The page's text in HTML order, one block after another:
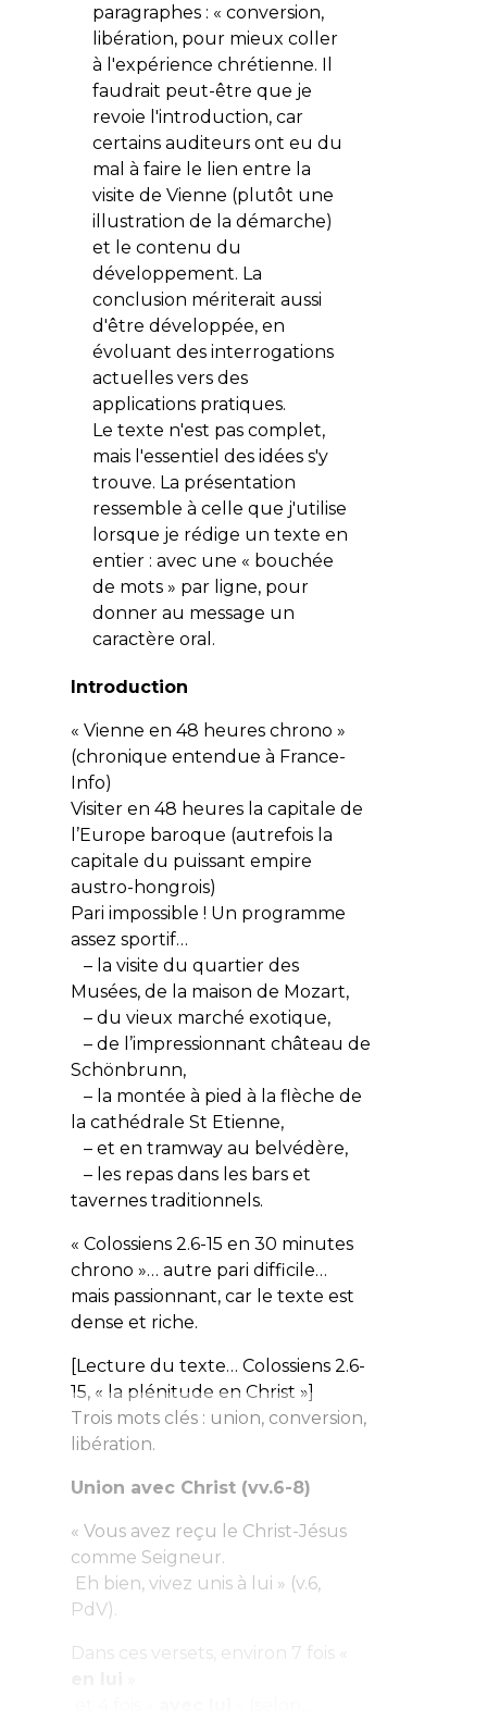
paragraphes : « conversion,
libération, pour mieux coller
à l'expérience chrétienne. Il
faudrait peut-être que je
revoie l'introduction, car
certains auditeurs ont eu du
mal à faire le lien entre la
visite de Vienne (plutôt une
illustration de la démarche)
et le contenu du
développement. La
conclusion mériterait aussi
d'être développée, en
évoluant des interrogations
actuelles vers des
applications pratiques.
Le texte n'est pas complet,
mais l'essentiel des idées s'y
trouve. La présentation
ressemble à celle que j'utilise
lorsque je rédige un texte en
entier : avec une « bouchée
de mots » par ligne, pour
donner au message un
caractère oral.
Introduction
« Vienne en 48 heures chrono »
(chronique entendue à France-
Info)
Visiter en 48 heures la capitale de
l’Europe baroque (autrefois la
capitale du puissant empire
austro-hongrois)
Pari impossible ! Un programme
assez sportif…
– la visite du quartier des
Musées, de la maison de Mozart,
– du vieux marché exotique,
– de l’impressionnant château de
Schönbrunn,
– la montée à pied à la flèche de
la cathédrale St Etienne,
– et en tramway au belvédère,
– les repas dans les bars et
tavernes traditionnels.
« Colossiens 2.6-15 en 30 minutes
chrono »… autre pari difficile…
mais passionnant, car le texte est
dense et riche.
[Lecture du texte… Colossiens 2.6-
15, « la plénitude en Christ »]
Trois mots clés: union, conversion,
libération.
Union avec Christ (vv.6-8)
« Vous avez reçu le Christ-Jésus
comme Seigneur.
Eh bien, vivez unis à lui » (v.6,
PdV).
Dans ces versets, environ 7 fois «